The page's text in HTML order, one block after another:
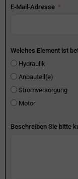
E-Mail-Adresse
Welches Element ist
Hydraulik
Anbauteil(e)
Stromversorgung
Motor
Beschreiben Sie bitte